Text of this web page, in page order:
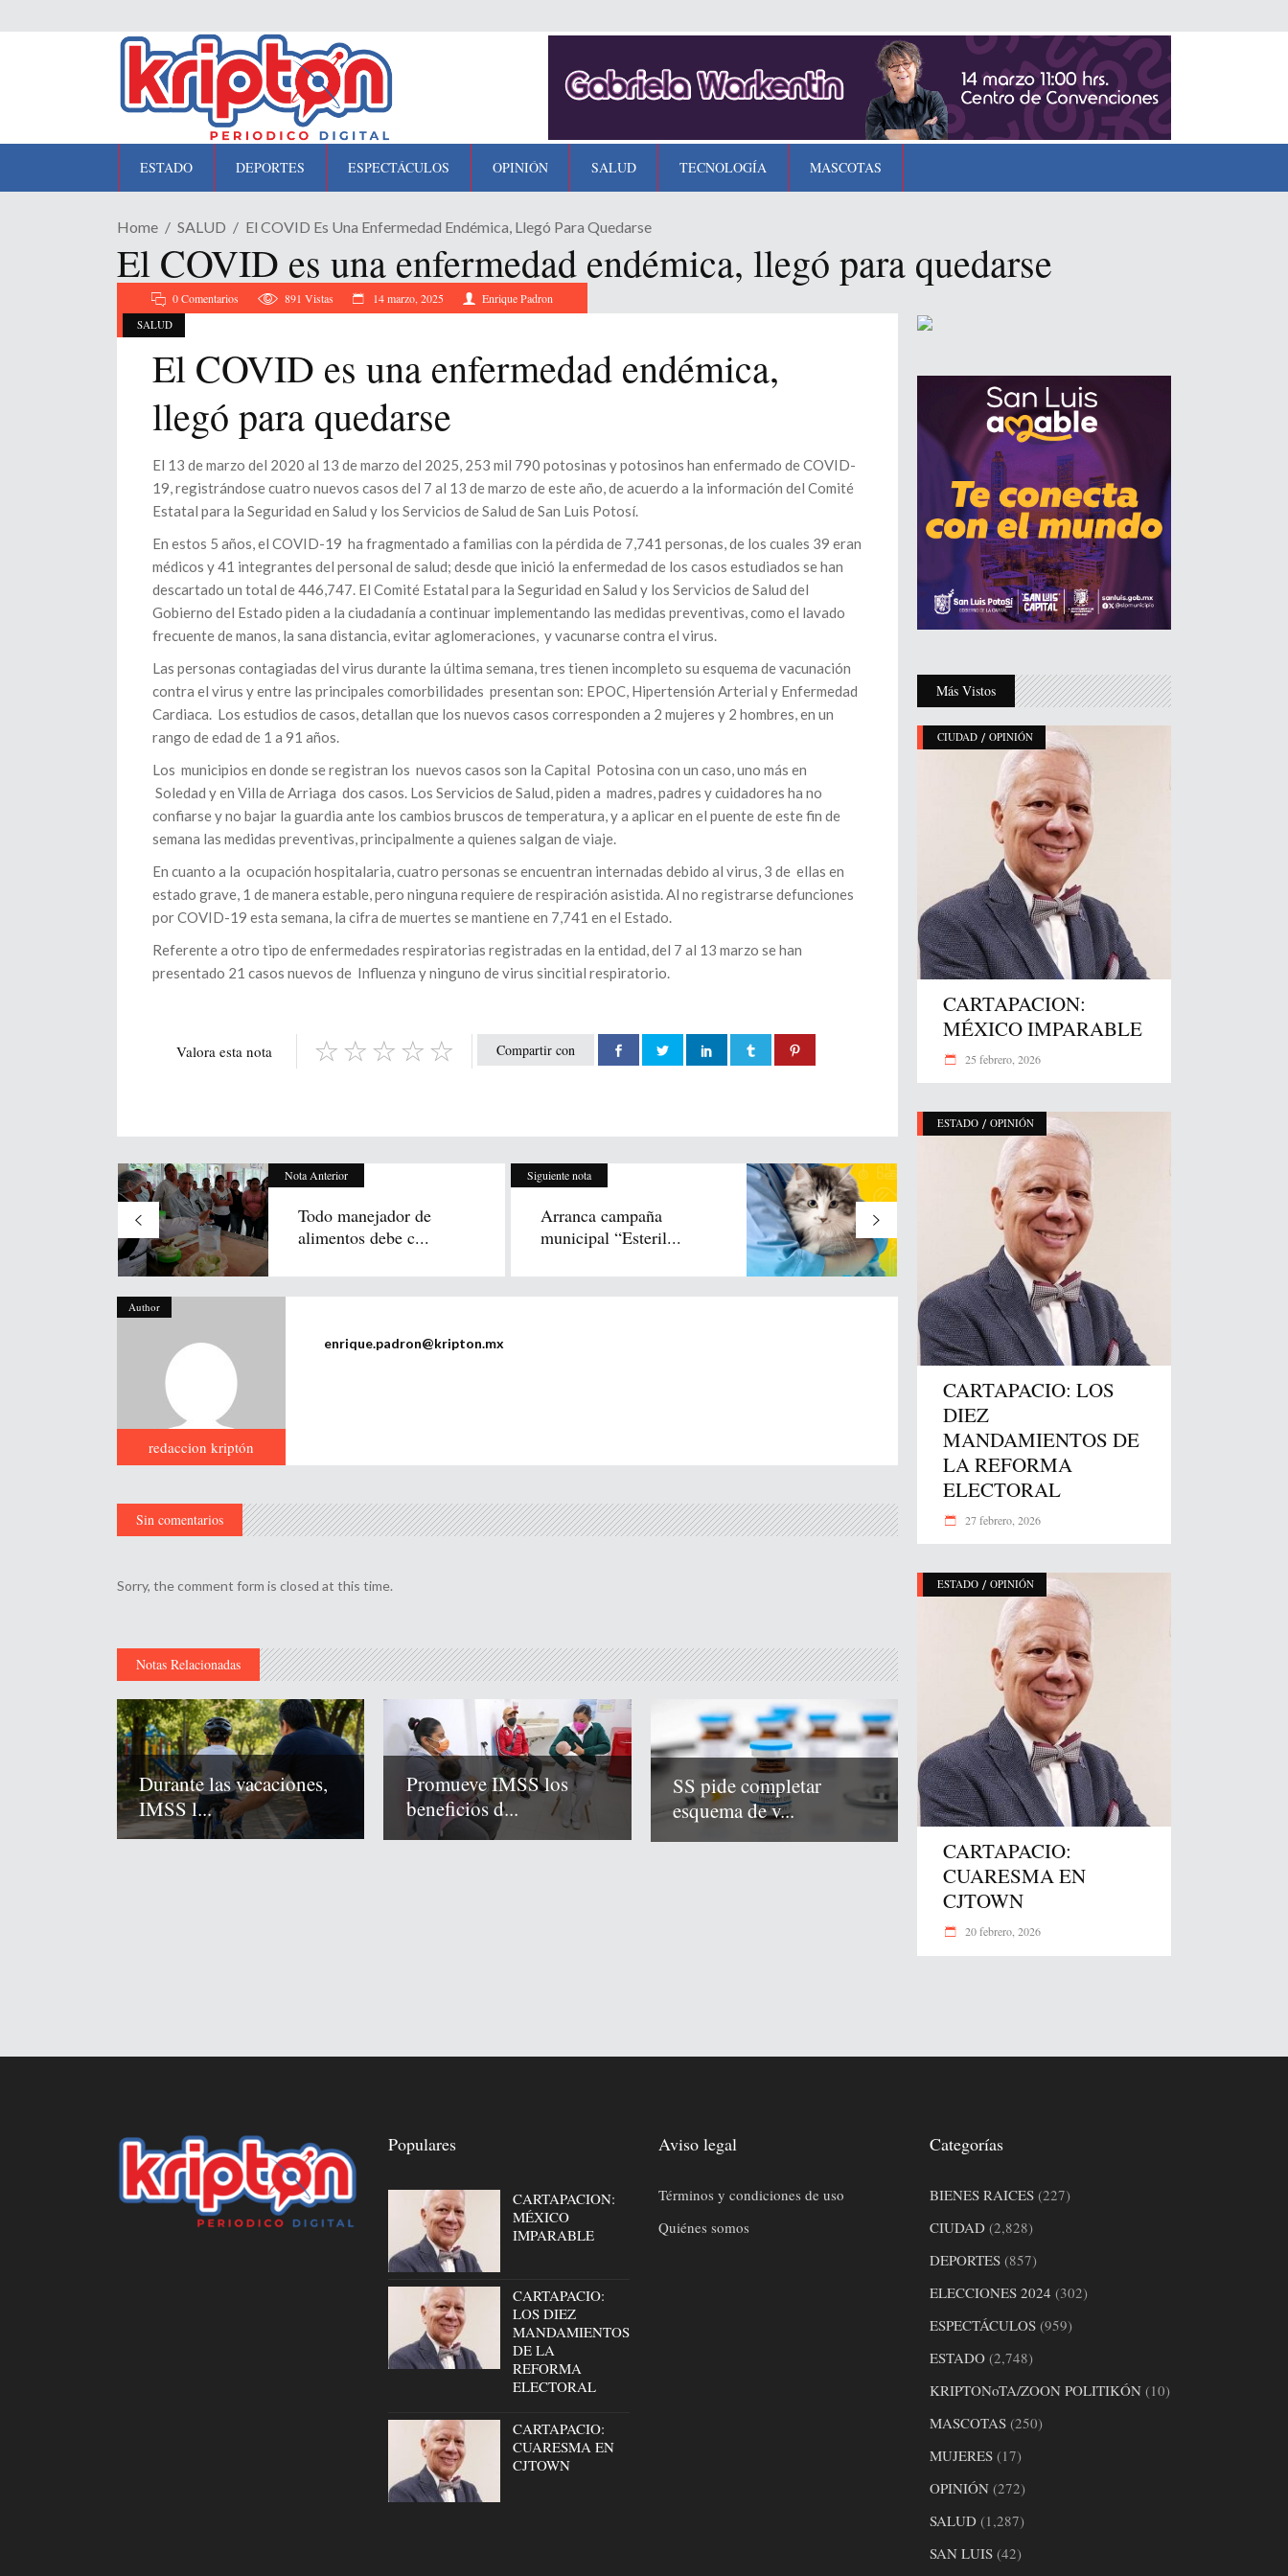
ESTADO DEPORTES ESPECTÁCULOS OPINIÓN SALUD TECNOLOGÍA MASCOTAS
Home SALUD El COVID Es Una Enfermedad Endémica, Llegó Para Quedarse
El COVID es una enfermedad endémica, llegó para quedarse
SALUD
0 Comentarios 891 Vistas 14 marzo, 2025 Enrique Padron
El COVID es una enfermedad endémica,
llegó para quedarse
El 13 de marzo del 2020 al 13 de marzo del 2025, 253 mil 790 potosinas y potosinos han enfermado de COVID-
19, registrándose cuatro nuevos casos del 7 al 13 de marzo de este año, de acuerdo a la información del Comité
Estatal para la Seguridad en Salud y los Servicios de Salud de San Luis Potosí.
En estos 5 años, el COVID-19 ha fragmentado a familias con la pérdida de 7,741 personas, de los cuales 39 eran
médicos y 41 integrantes del personal de salud; desde que inició la enfermedad de los casos estudiados se han
descartado un total de 446,747. El Comité Estatal para la Seguridad en Salud y los Servicios de Salud del
Gobierno del Estado piden a la ciudadanía a continuar implementando las medidas preventivas, como el lavado
frecuente de manos, la sana distancia, evitar aglomeraciones, y vacunarse contra el virus.
Las personas contagiadas del virus durante la última semana, tres tienen incompleto su esquema de vacunación
contra el virus y entre las principales comorbilidades presentan son: EPOC, Hipertensión Arterial y Enfermedad
Cardiaca. Los estudios de casos, detallan que los nuevos casos corresponden a 2 mujeres y 2 hombres, en un
rango de edad de 1 a 91 años.
Los municipios en donde se registran los nuevos casos son la Capital Potosina con un caso, uno más en
Soledad y en Villa de Arriaga dos casos. Los Servicios de Salud, piden a madres, padres y cuidadores ha no
confiarse y no bajar la guardia ante los cambios bruscos de temperatura, y a aplicar en el puente de este fin de
semana las medidas preventivas, principalmente a quienes salgan de viaje.
En cuanto a la ocupación hospitalaria, cuatro personas se encuentran internadas debido al virus, 3 de ellas en
estado grave, 1 de manera estable, pero ninguna requiere de respiración asistida. Al no registrarse defunciones
por COVID-19 esta semana, la cifra de muertes se mantiene en 7,741 en el Estado.
Referente a otro tipo de enfermedades respiratorias registradas en la entidad, del 7 al 13 marzo se han
presentado 21 casos nuevos de Influenza y ninguno de virus sincitial respiratorio.
Compartir con
Valora esta nota
Nota Anterior
Todo manejador de
alimentos debe c...
Siguiente nota
Arranca campaña
municipal “Esteril...
Author
redaccion kriptón
enrique.padron@kripton.mx
Sin comentarios
Sorry, the comment form is closed at this time.
Notas Relacionadas
Durante las vacaciones,
IMSS l...
Promueve IMSS los
beneficios d...
SS pide completar
esquema de v...
Más Vistos
CIUDAD / OPINIÓN
CARTAPACION:
MÉXICO IMPARABLE
25 febrero, 2026
ESTADO / OPINIÓN
CARTAPACIO: LOS
DIEZ
MANDAMIENTOS DE
LA REFORMA
ELECTORAL
27 febrero, 2026
ESTADO / OPINIÓN
CARTAPACIO:
CUARESMA EN
CJTOWN
20 febrero, 2026
Populares
CARTAPACION:
MÉXICO
IMPARABLE
CARTAPACIO:
LOS DIEZ
MANDAMIENTOS
DE LA
REFORMA
ELECTORAL
CARTAPACIO:
CUARESMA EN
CJTOWN
Aviso legal
Términos y condiciones de uso
Quiénes somos
Categorías
BIENES RAICES(227)
CIUDAD(2,828)
DEPORTES(857)
ELECCIONES 2024 (302)
ESPECTÁCULOS(959)
ESTADO(2,748)
KRIPTONoTA/ZOON POLITIKÓN(10)
MASCOTAS(250)
MUJERES(17)
OPINIÓN(272)
SALUD(1,287)
SAN LUIS(42)